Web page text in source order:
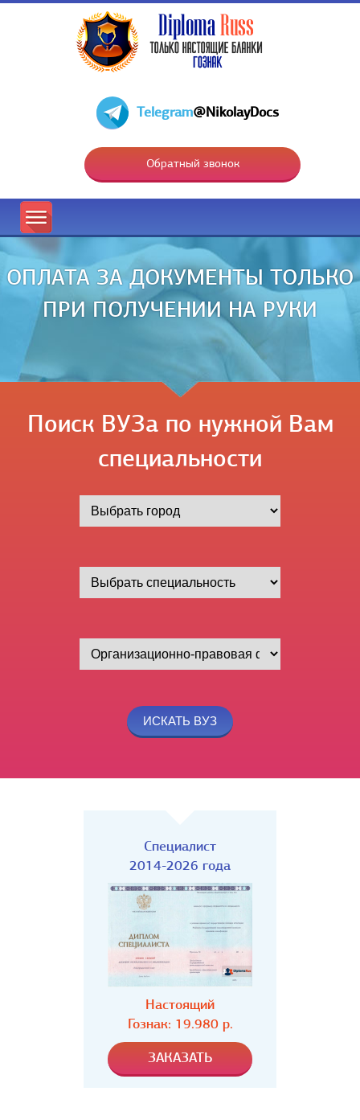
Telegram@NikolayDocs
Обратный звонок
ОПЛАТА ЗА ДОКУМЕНТЫ ТОЛЬКО
ПРИ ПОЛУЧЕНИИ НА РУКИ
Поиск ВУЗа по нужной Вам
специальности
Специалист
2014-2026 года
Настоящий
Гознак: 19.980 р.